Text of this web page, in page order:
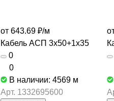
от 643.69 ₽/м
Кабель АСП 3х50+1х35
0
0
В наличии: 4569 м
Арт. 1332695600